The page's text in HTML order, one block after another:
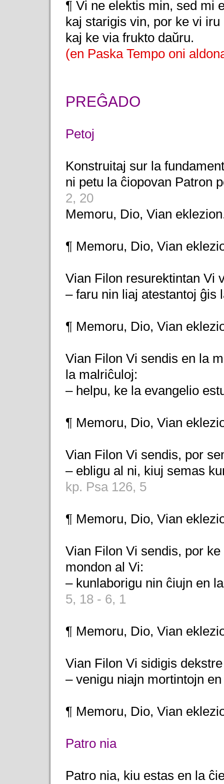
¶ Vi ne elektis min, sed mi
kaj starigis vin, por ke vi
kaj ke via frukto daŭru.
(en Paska Tempo oni
PREĜADO
Petoj
Konstruitaj sur la
ni petu la ĉiopovan Patron
2, 20
Memoru, Dio, Vian
¶ Memoru, Dio, Vian
Vian Filon resurektintan Vi
– faru nin liaj atestantoj ĝis
¶ Memoru, Dio, Vian
Vian Filon Vi sendis en la
la malriĉuloj:
– helpu, ke la evangelio
¶ Memoru, Dio, Vian
Vian Filon Vi sendis, por
– ebligu al ni, kiuj semas
kp. Psa 126, 5
¶ Memoru, Dio, Vian
Vian Filon Vi sendis, por
mondon al Vi:
– kunlaborigu nin ĉiujn en
5, 18 - 6, 1
¶ Memoru, Dio, Vian
Vian Filon Vi sidigis
– venigu niajn mortintojn
¶ Memoru, Dio, Vian
Patro nia
Patro nia, kiu estas en la